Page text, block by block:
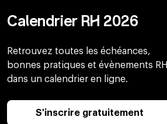
Calendrier RH 2026
Retrouvez toutes les échéances,
bonnes pratiques et évènements RH
dans un calendrier en ligne.
S'inscrire gratuitement